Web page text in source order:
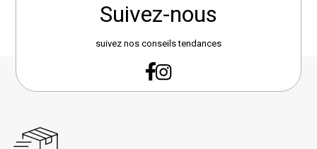
Suivez-nous
suivez nos conseils tendances